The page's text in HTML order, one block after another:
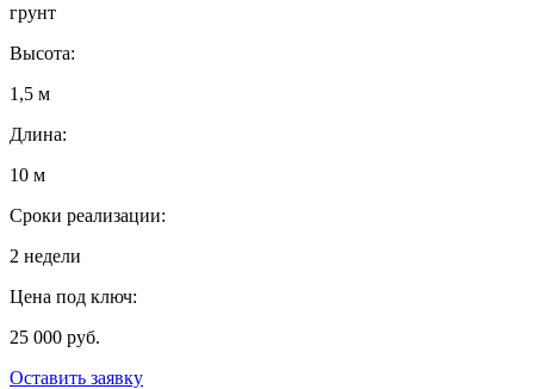
грунт
Высота:
1,5 м
Длина:
10 м
Сроки реализации:
2 недели
Цена под ключ:
25 000 руб.
Оставить заявку